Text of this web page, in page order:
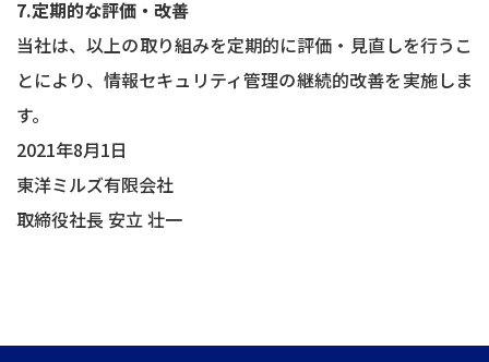
7.定期的な評価・改善
当社は、以上の取り組みを定期的に評価・見直しを行うこ
とにより、情報セキュリティ管理の継続的改善を実施しま
す。
2021年8月1日
東洋ミルズ有限会社
取締役社長 安立 壮一